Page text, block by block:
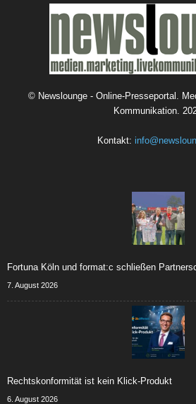
© Newslounge - Online-Presseportal.
Kommunikation.
Kontakt:
Fortuna Köln und format:c schließen
7. August 2026
Rechtskonformität ist kein Klick-Produkt
6. August 2026